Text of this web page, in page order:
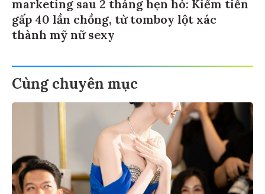
marketing sau 2 tháng hẹn hò: Kiếm tiền
gấp 40 lần chồng, từ tomboy lột xác
thành mỹ nữ sexy
Cùng chuyên mục